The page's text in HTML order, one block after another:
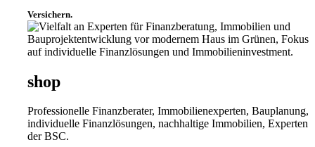
Versichern.
shop
Professionelle Finanzberater, Immobilienexperten, Bauplanung,
individuelle Finanzlösungen, nachhaltige Immobilien, Experten
der BSC.